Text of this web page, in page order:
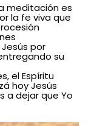
meditación es
la fe viva que
por
su
el Espíritu
hoy Jesús
a dejar que Yo